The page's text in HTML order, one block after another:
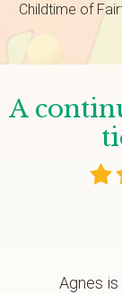
Childtime of
A
Agnes